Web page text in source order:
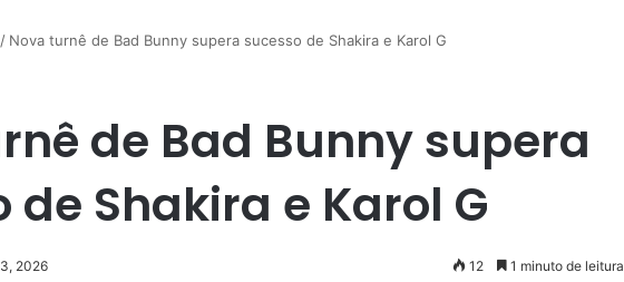
/ Nova turnê de Bad Bunny supera sucesso de Shakira e Karol G
de Bad Bunny supera
de Shakira e Karol G
2026 12 1 minuto de leitura